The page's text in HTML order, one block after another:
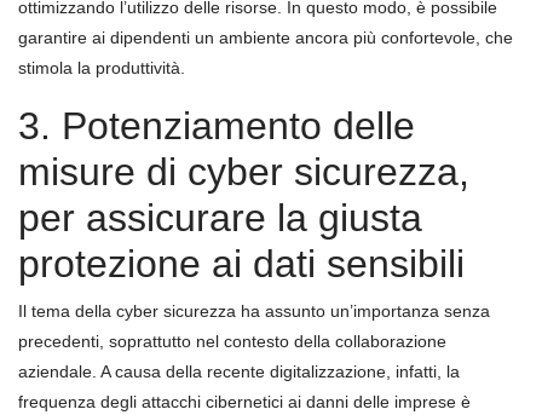
ottimizzando l’utilizzo delle risorse. In questo modo, è possibile
garantire ai dipendenti un ambiente ancora più confortevole, che
stimola la produttività.
3. Potenziamento delle
misure di cyber sicurezza,
per assicurare la giusta
protezione ai dati sensibili
Il tema della cyber sicurezza ha assunto un’importanza senza
precedenti, soprattutto nel contesto della collaborazione
aziendale. A causa della recente digitalizzazione, infatti, la
frequenza degli attacchi cibernetici ai danni delle imprese è